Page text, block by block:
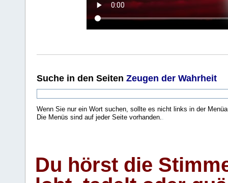
Suche in den Seiten Zeugen der Wahrheit
Wenn Sie nur ein Wort suchen, sollte es nicht links in der
Die Menüs sind auf jeder Seite vorhanden.
Du hörst die